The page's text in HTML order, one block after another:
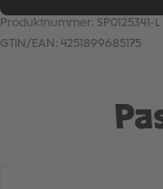
Produktnummer: SP0125341-L
GTIN/EAN: 4251899685175